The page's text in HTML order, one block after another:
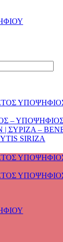
–
ΣΥΡΙΖΑ –
SIRIZA